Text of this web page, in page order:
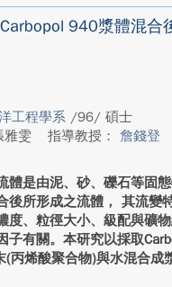
940漿體混合
工程學系 /96/ 碩士
雅雯
指導教授： 詹錢登
體是由泥、砂、礫石等固
後所形成之流體， 其流變
度、粒徑大小、級配與礦
子有關。本研究以採取
(丙烯酸聚合物)與水混合成